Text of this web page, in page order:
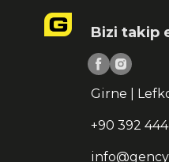
Bizi takip
Girne |
+90 392